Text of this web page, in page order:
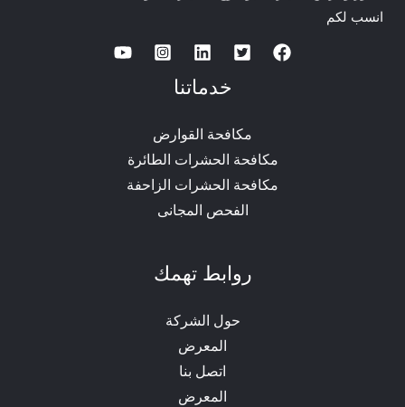
انسب لكم
خدماتنا
مكافحة القوارض
مكافحة الحشرات الطائرة
مكافحة الحشرات الزاحفة
الفحص المجانى
روابط تهمك
حول الشركة
المعرض
اتصل بنا
المعرض